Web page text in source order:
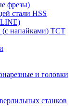
фрезы)
стали HSS
(с напайками) ТСТ
и головки
станков